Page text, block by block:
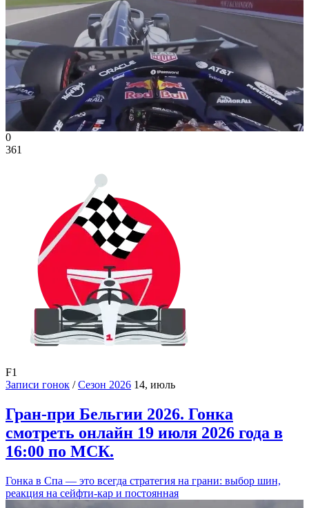
0
361
F1
Записи гонок /Сезон 2026 14, июль
Гран-при Бельгии 2026. Гонка
смотреть онлайн 19 июля 2026 года в
16:00 по МСК.
Гонка в Спа — это всегда стратегия на грани: выбор шин,
реакция на сейфти-кар и постоянная